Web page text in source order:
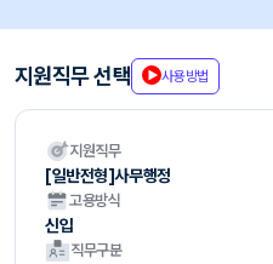
지원직무 선택 사용방법
지원직무
[일반전형]사무행정
고용방식
신입
직무구분